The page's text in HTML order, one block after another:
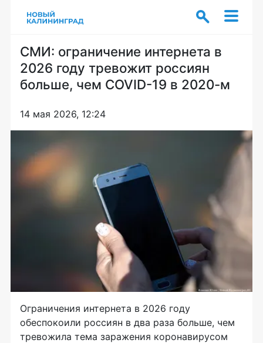
СМИ: ограничение интернета в
2026 году тревожит россиян
больше, чем COVID-19 в 2020-м
14 мая 2026, 12:24
Ограничения интернета в 2026 году
обеспокоили россиян в два раза больше, чем
тревожила тема заражения коронавирусом